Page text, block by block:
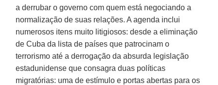
a derrubar o governo com quem está negociando a
normalização de suas relações. A agenda inclui
numerosos itens muito litigiosos: desde a eliminação
de Cuba da lista de países que patrocinam o
terrorismo até a derrogação da absurda legislação
estadunidense que consagra duas políticas
migratórias: uma de estímulo e portas abertas para os